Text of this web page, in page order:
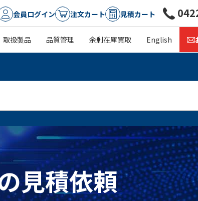
会員ログイン 注文カート 見積カート
取扱製品 品質管理 余剰在庫買取 English
見積依頼